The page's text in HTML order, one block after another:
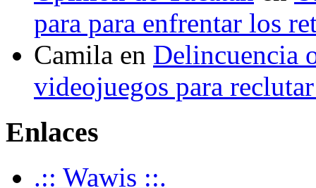
para para enfrentar los
Camila en Delincuencia
videojuegos para
Enlaces
.:: Wawis ::.